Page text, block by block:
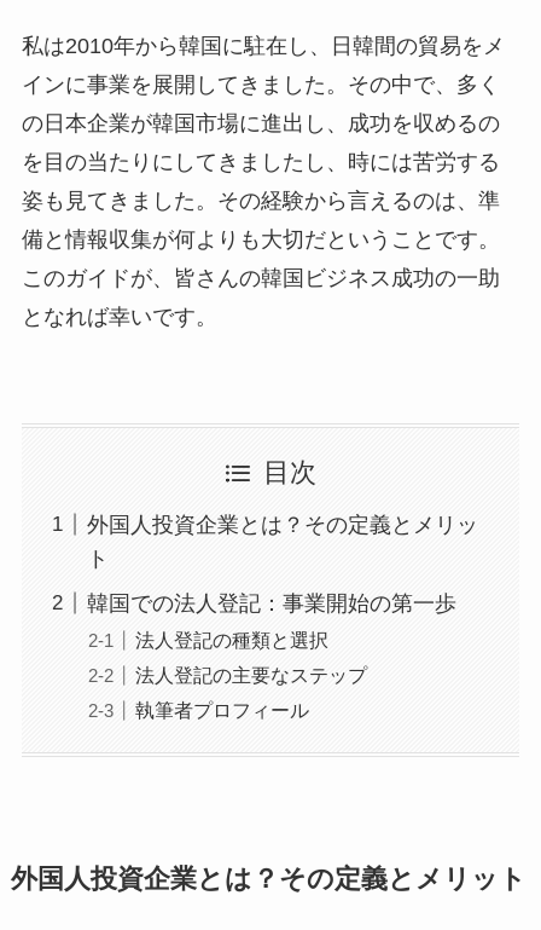
私は2010年から韓国に駐在し、日韓間の貿易をメ
インに事業を展開してきました。その中で、多く
の日本企業が韓国市場に進出し、成功を収めるの
を目の当たりにしてきましたし、時には苦労する
姿も見てきました。その経験から言えるのは、準
備と情報収集が何よりも大切だということです。
このガイドが、皆さんの韓国ビジネス成功の一助
となれば幸いです。
目次
外国人投資企業とは？その定義とメリッ
ト
韓国での法人登記：事業開始の第一歩
法人登記の種類と選択
法人登記の主要なステップ
執筆者プロフィール
外国人投資企業とは？その定義とメリット